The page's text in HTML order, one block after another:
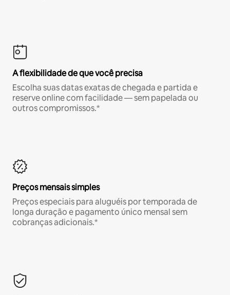
A flexibilidade de que você precisa
Escolha suas datas exatas de chegada e partida e
reserve online com facilidade — sem papelada ou
outros compromissos.*
Preços mensais simples
Preços especiais para aluguéis por temporada de
longa duração e pagamento único mensal sem
cobranças adicionais.*